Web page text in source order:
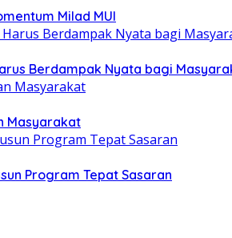
Milad MUI
Berdampak Nyata bagi
Masyarakat
Program Tepat Sasaran